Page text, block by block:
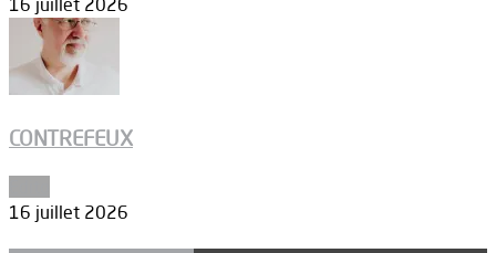
16 juillet 2026
CONTREFEUX
16 juillet 2026